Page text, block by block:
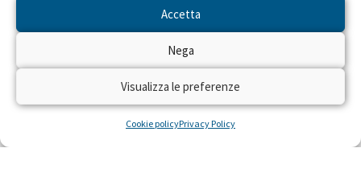
Accetta
Nega
Visualizza le preferenze
Cookie policyPrivacy Policy
Non ho più una casa ma lavoro come attivista del
programma DREAM, che è la mia grande speranza.